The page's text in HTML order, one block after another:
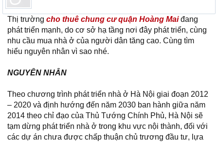
Thị trường cho thuê chung cư quận Hoàng Maiđang
phát triển mạnh, do cơ sở hạ tầng nơi đây phát triển, cùng
nhu cầu mua nhà ở của người dân tăng cao. Cùng tìm
hiểu nguyên nhân vì sao nhé.
NGUYÊN NHÂN
Theo chương trình phát triển nhà ở Hà Nội giai đoạn 2012
– 2020 và định hướng đến năm 2030 ban hành giữa năm
2014 theo chỉ đạo của Thủ Tướng Chính Phủ, Hà Nội sẽ
tạm dừng phát triển nhà ở trong khu vực nội thành, đối với
các dự án chưa được chấp thuận chủ trương đầu tư, lựa